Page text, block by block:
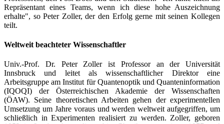
Repräsentant eines Teams, wenn ich diese hohe Auszeichnung
erhalte", so Peter Zoller, der den Erfolg gerne mit seinen Kollegen
teilt.
Weltweit beachteter Wissenschaftler
Univ.-Prof. Dr. Peter Zoller ist Professor an der Universität
Innsbruck und leitet als wissenschaftlicher Direktor eine
Arbeitsgruppe am Institut für Quantenoptik und Quanteninformation
(IQOQI) der Österreichischen Akademie der Wissenschaften
(ÖAW). Seine theoretischen Arbeiten gehen der experimentellen
Umsetzung um Jahre voraus und werden weltweit aufgegriffen, um
schließlich in Experimenten realisiert zu werden. Zoller, geboren